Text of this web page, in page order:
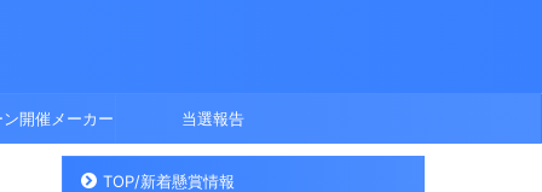
開催メーカー 当選報告
TOP/新着懸賞情報